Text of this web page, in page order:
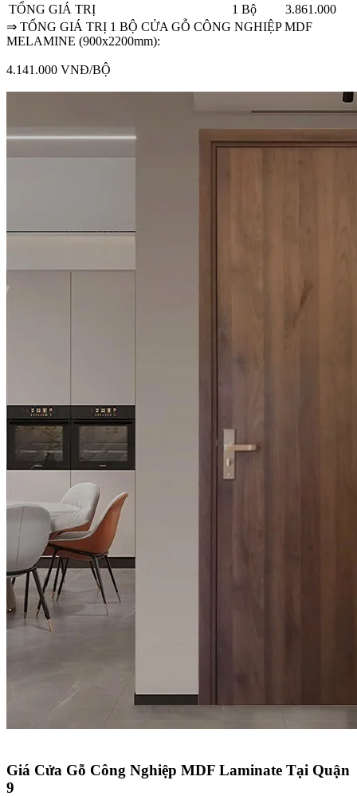
TỔNG GIÁ TRỊ
1 Bộ
3.861.000
⇒ TỔNG GIÁ TRỊ 1 BỘ CỬA GỖ CÔNG NGHIỆP MDF
MELAMINE (900x2200mm):
4.141.000 VNĐ/BỘ
Giá Cửa Gỗ Công Nghiệp MDF Laminate Tại Quận
9​